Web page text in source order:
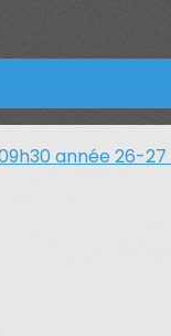
année 26-27